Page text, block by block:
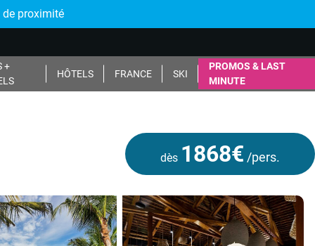
de proximité
+
HÔTELS FRANCE SKI
PROMOS & LAST
MINUTE
dès 1868€ /pers.